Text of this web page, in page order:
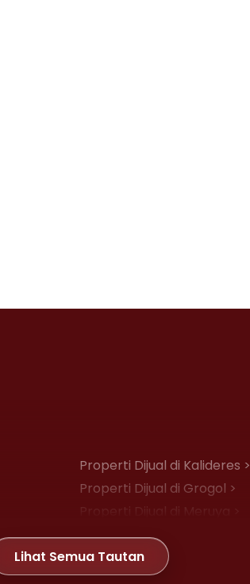
Properti Dijual di Kalideres >
Properti Dijual di Grogol >
Properti Dijual di Meruya >
Properti Dijual di Joglo >
Lihat Semua Tautan